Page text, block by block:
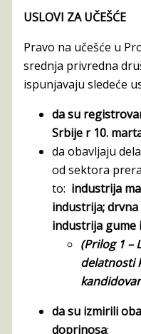
USLOVI ZA UČEŠĆE
Pravo na učešće u
srednja privredna
ispunjavaju sledeće
da su
Srbije r 10.
da obavljaju
od sektora
to: industrija
industrija;
industrija gume
(Prilog 1 –
delatnosti
da su izmirili
doprinosa;